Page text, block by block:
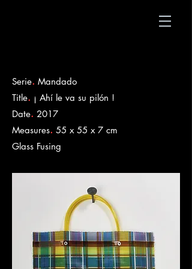
Serie. Mandado
Title. ¡ Ahí le va su pilón !
Date. 2017
Measures. 55 x 55 x 7 cm
​Glass Fusing